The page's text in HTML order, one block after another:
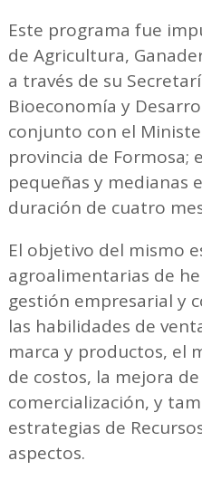
Este programa fue
de Agricultura,
a través de su
Bioeconomía y
conjunto con el
provincia de Formosa;
pequeñas y medianas
duración de cuatro
El objetivo del mismo
agroalimentarias de
gestión empresarial y
las habilidades de
marca y productos, el
de costos, la mejora
comercialización, y
estrategias de
aspectos.